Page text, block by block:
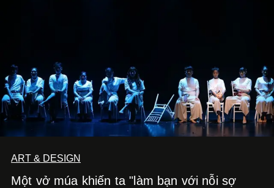
ART & DESIGN
Một vở múa khiến ta "làm bạn với nỗi sợ